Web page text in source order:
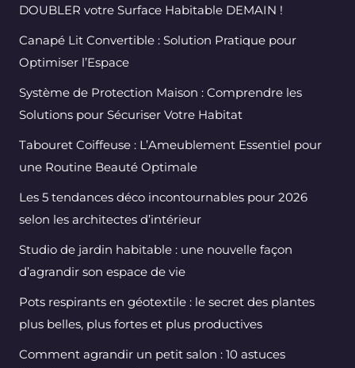
DOUBLER votre Surface Habitable DEMAIN !
Canapé Lit Convertible : Solution Pratique pour
Optimiser l’Espace
Système de Protection Maison : Comprendre les
Solutions pour Sécuriser Votre Habitat
Tabouret Coiffeuse : L’Ameublement Essentiel pour
une Routine Beauté Optimale
Les 5 tendances déco incontournables pour 2026
selon les architectes d’intérieur
Studio de jardin habitable : une nouvelle façon
d’agrandir son espace de vie
Pots respirants en géotextile : le secret des plantes
plus belles, plus fortes et plus productives
Comment agrandir un petit salon : 10 astuces